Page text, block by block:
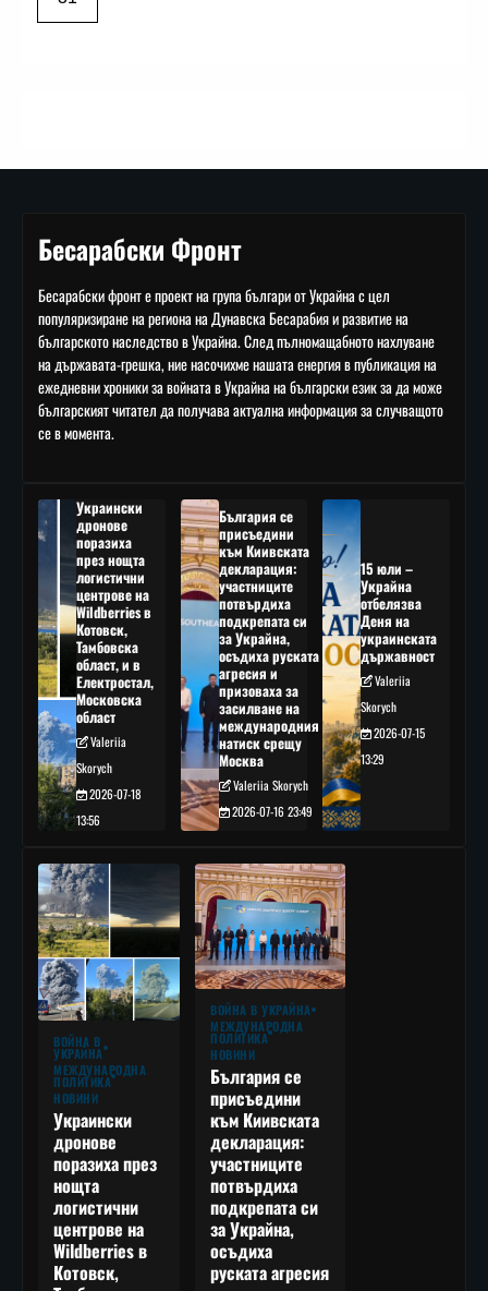
Бесарабски Фронт
Бесарабски фронт е проект на група българи от Украйна с цел
популяризиране на региона на Дунавска Бесарабия и развитие на
българското наследство в Украйна. След пълномащабното нахлуване
на държавата-грешка, ние насочихме нашата енергия в публикация на
ежедневни хроники за войната в Украйна на български език за да може
българският читател да получава актуална информация за случващото
се в момента.
Украински
дронове
поразиха
през нощта
логистични
центрове на
Wildberries в
Котовск,
Тамбовска
област, и в
Електростал,
Московска
област
Valeriia
Skorych
2026-07-18
13:56
България се
присъедини
към Киивската
декларация:
участниците
потвърдиха
подкрепата си
за Украйна,
осъдиха руската
агресия и
призоваха за
засилване на
международния
натиск срещу
Москва
Valeriia Skorych
2026-07-16 23:49
15 юли –
Украйна
отбелязва
Деня на
украинската
държавност
Valeriia
Skorych
2026-07-15
13:29
ВОЙНА В
УКРАЙНА
МЕЖДУНАРОДНА
ПОЛИТИКА
НОВИНИ
Украински
дронове
поразиха през
нощта
логистични
центрове на
Wildberries в
Котовск,
ВОЙНА В УКРАЙНА
МЕЖДУНАРОДНА
ПОЛИТИКА
НОВИНИ
България се
присъедини
към Киивската
декларация:
участниците
потвърдиха
подкрепата си
за Украйна,
осъдиха
руската агресия